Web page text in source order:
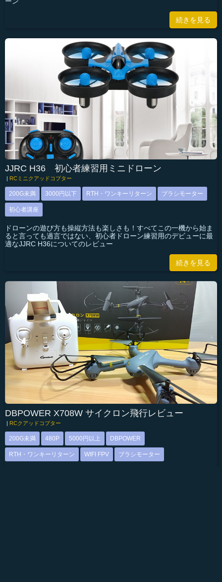
続きを見る
JJRC H36 初心者練習用ミニドローン
| RCミニクアッドコプター
200G未満 3000円以下 RTH・ワンキーリターン ブラシモーター
初心者講座
ドローンの遊び方も操縦方法も楽しさも！すべてこの一機から始ま
ると言っても過言ではない、初心者ドローン練習用のデビューに最
適なJJRC H36についてのレビュー
続きを見る
DBPOWER X708W サイクロン飛行レビュー
| RCクアッドコプター
200G未満 480P 5000円以上 DBPOWER
RTH・ワンキーリターン WIFI FPV ブラシモーター